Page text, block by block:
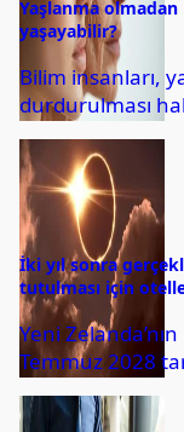
Yaşlanma olmadan
yaşayabilir?
Bilim insanları,
durdurulması
yaşayabileceği
araştırmanın
İki yıl sonra
tutulması için
Yeni
Temmuz 2028
beklenen tam
olarak izlemek